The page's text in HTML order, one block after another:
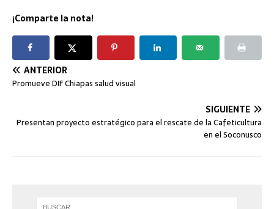
¡Comparte la nota!
ANTERIOR
Promueve DIF Chiapas salud visual
SIGUIENTE
Presentan proyecto estratégico para el rescate de la Cafeticultura
en el Soconusco